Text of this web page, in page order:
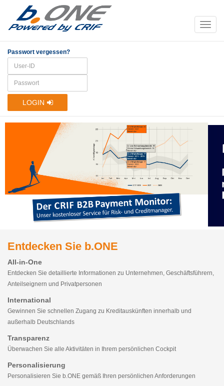
Passwort vergessen?
LOGIN
Entdecken Sie b.ONE
All-in-One
Entdecken Sie detaillierte Informationen zu Unternehmen, Geschäftsführern,
Anteilseignern und Privatpersonen
International
Gewinnen Sie schnellen Zugang zu Kreditauskünften innerhalb und
außerhalb Deutschlands
Transparenz
Überwachen Sie alle Aktivitäten in Ihrem persönlichen Cockpit
Personalisierung
Personalisieren Sie b.ONE gemäß Ihren persönlichen Anforderungen